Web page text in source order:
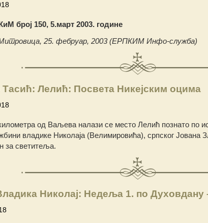
број 150, 5.март 2003. године
25. фебруар, 2003 (ЕРПКИМ Инфо-служба)
Тасић: Лелић: Посвета Никејским оцима
од Ваљева налази се место Лелић познато по
владике Николаја (Велимировића), српског Јована
за светитеља.
Николај: Недеља 1. по Духовдану